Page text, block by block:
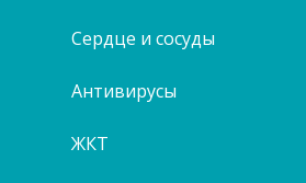
Сердце и сосуды
Антивирусы
ЖКТ